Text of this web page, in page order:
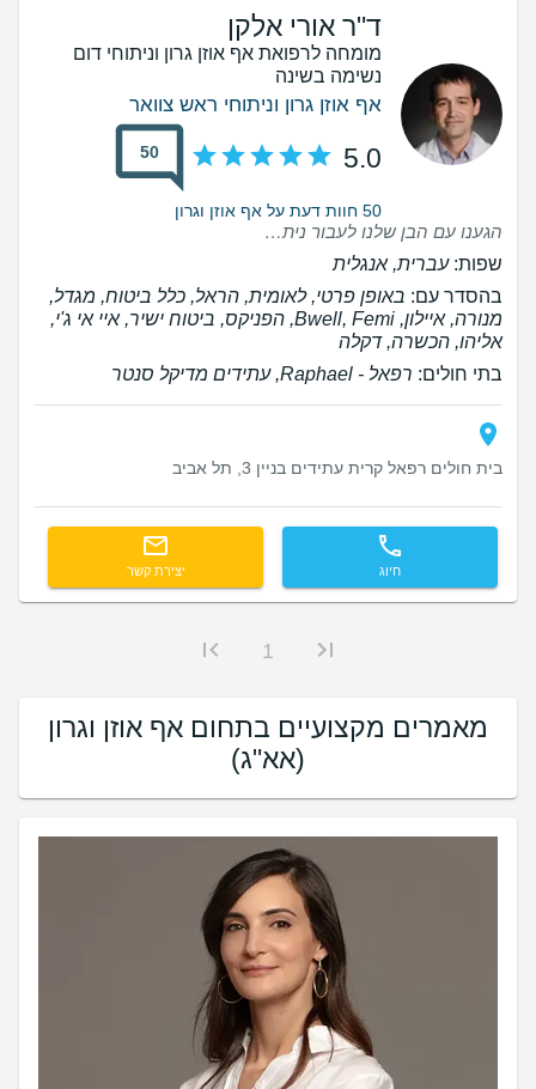
ד"ר אורי אלקן
מומחה לרפואת אף אוזן גרון וניתוחי דום
נשימה בשינה
אף אוזן גרון וניתוחי ראש צוואר
5.0
50
50 חוות דעת על אף אוזן וגרון
הגענו עם הבן שלנו לעבור ניתוח שקד שלישי והקטנת שקדים. דר אלקן הוא פשוט אנושי, רגיש, תמיד קיבל אותנו בחיוך והסביר הכל בצורה הכי ברורה ומקצועית שיש. מומלץ מאוד!
שפות:עברית, אנגלית
בהסדר עם: באופן פרטי, לאומית, הראל, כלל ביטוח, מגדל,
מנורה, איילון, Bwell, Femi, הפניקס, ביטוח ישיר, איי אי ג'י,
אליהו, הכשרה, דקלה
בתי חולים: רפאל - Raphael, עתידים מדיקל סנטר
בית חולים רפאל קרית עתידים בניין 3, תל אביב
חיוג יצירת קשר
1
מאמרים מקצועיים בתחום אף אוזן וגרון
(אא"ג)